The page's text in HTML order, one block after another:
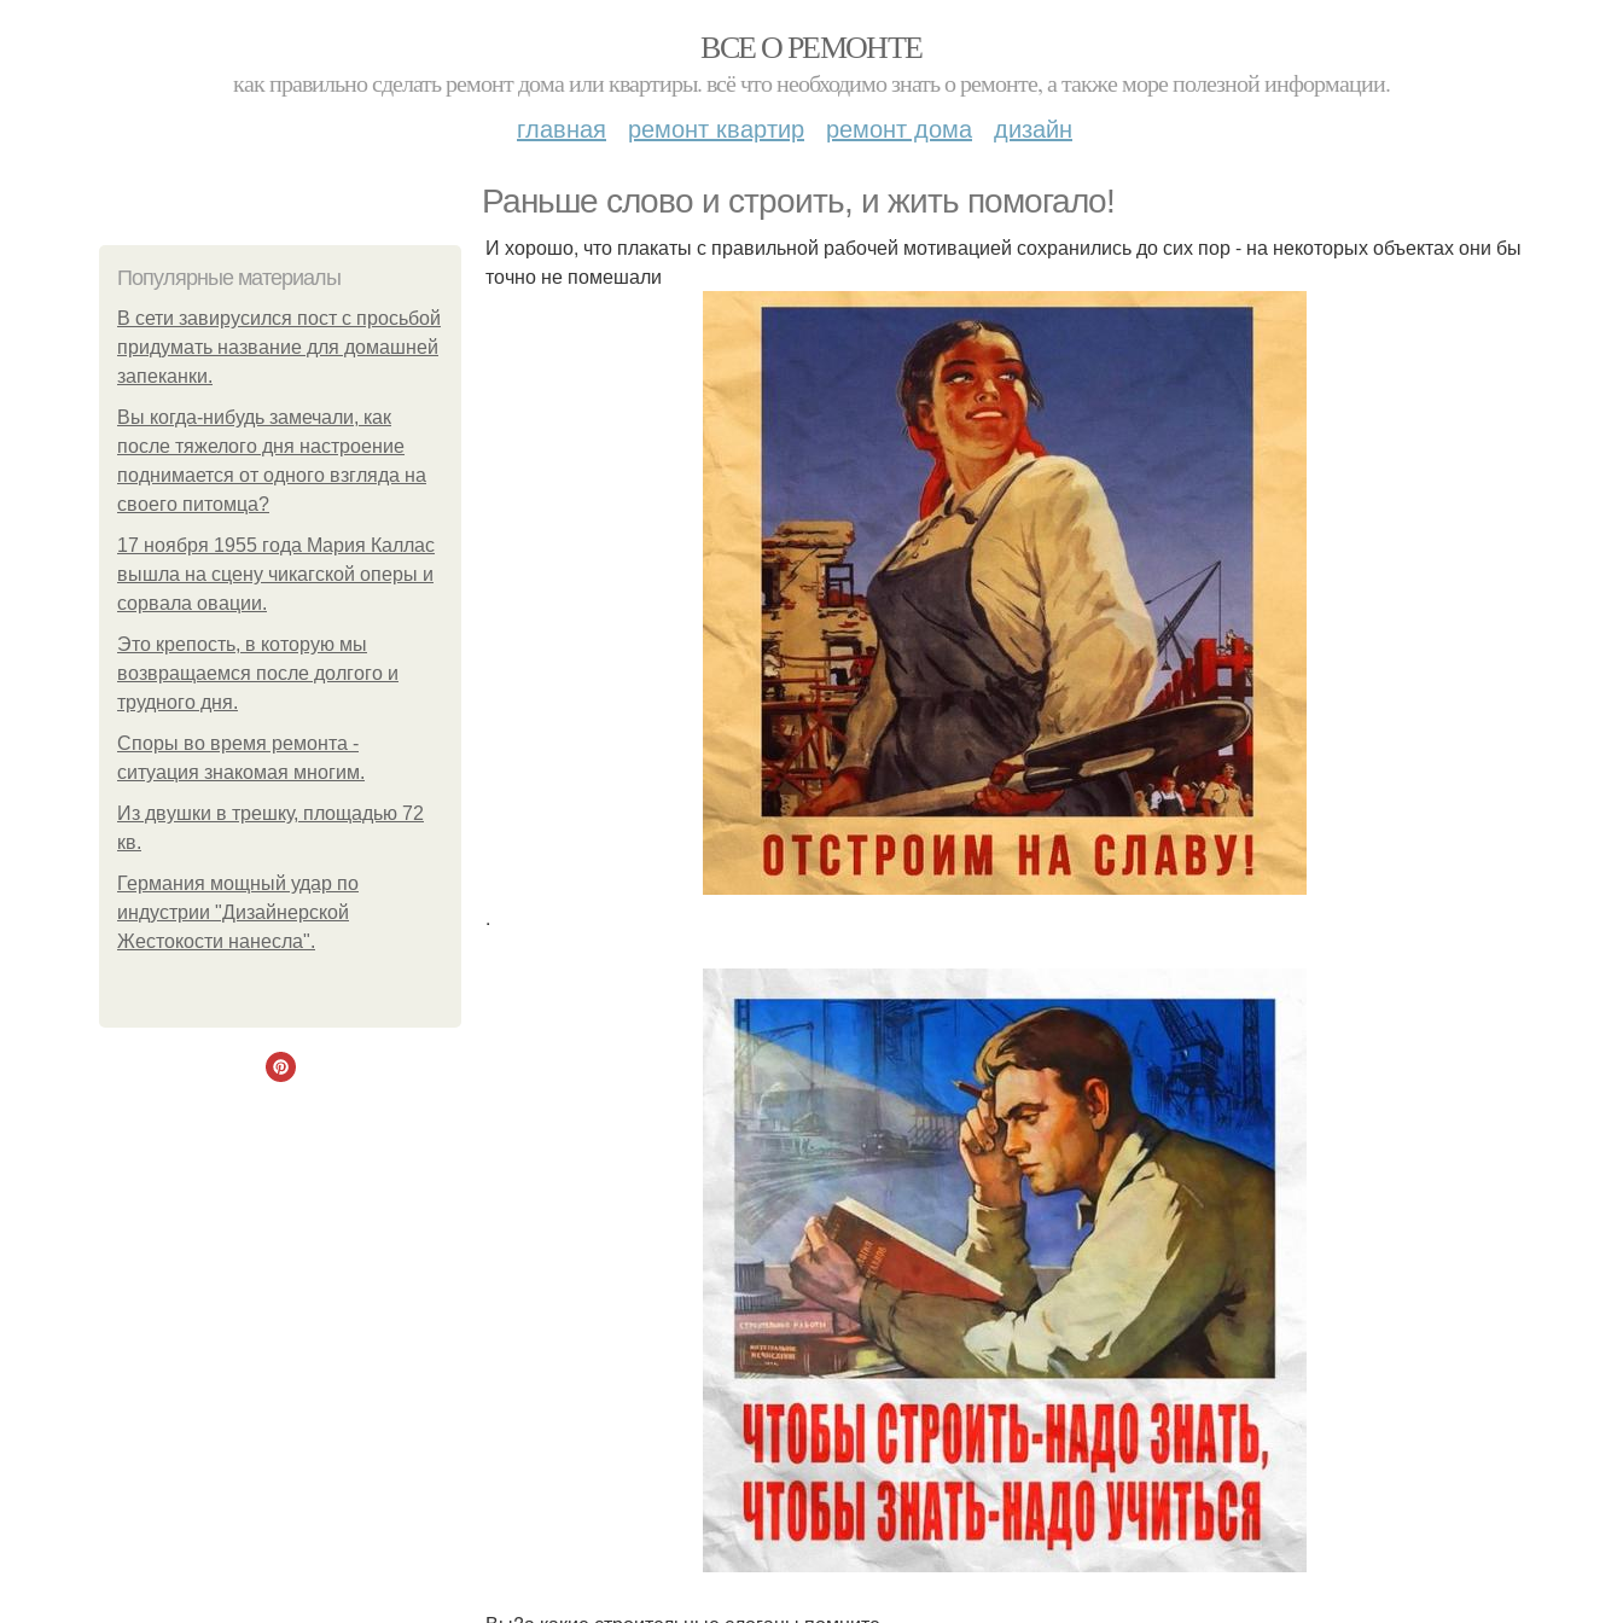
ВСЕ О РЕМОНТЕ
как правильно сделать ремонт дома или квартиры. всё что необходимо знать о ремонте, а также море полезной информации.
главная ремонт квартир ремонт дома дизайн
Раньше слово и строить, и жить помогало!
Популярные материалы
В сети завирусился пост с просьбой
придумать название для домашней
запеканки.
Вы когда-нибудь замечали, как
после тяжелого дня настроение
поднимается от одного взгляда на
своего питомца?
17 ноября 1955 года Мария Каллас
вышла на сцену чикагской оперы и
сорвала овации.
Это крепость, в которую мы
возвращаемся после долгого и
трудного дня.
Споры во время ремонта -
ситуация знакомая многим.
Из двушки в трешку, площадью 72
кв.
Германия мощный удар по
индустрии "Дизайнерской
Жестокости нанесла".
И хорошо, что плакаты с правильной рабочей мотивацией сохранились до сих пор - на некоторых объектах они бы
точно не помешали
.